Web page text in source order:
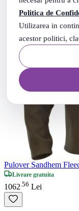
Politica de
Utilizarea in
acestor politici,
Pulover Sandhem
Livrare gratuita
1062 56 Lei